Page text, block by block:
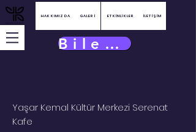
HAKKIMIZDA GALERİ ETKİNLİKLER İLETİŞİM
Bilet Satın Al
Yaşar Kemal Kültür Merkezi Serenat
Kafe